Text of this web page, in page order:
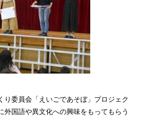
り委員会「えいごであそぼ」プロジェク
外国語や異文化への興味をもってもらう